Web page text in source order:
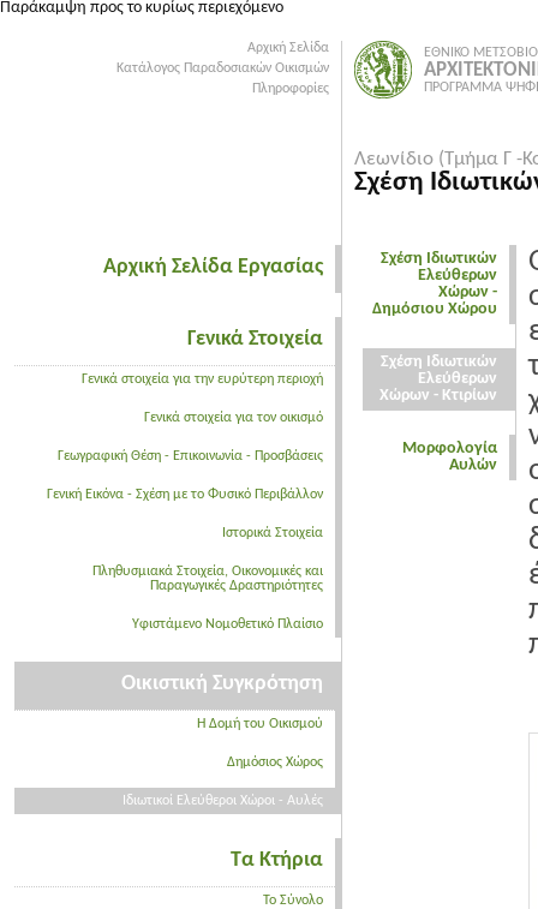
Παράκαμψη προς το κυρίως περιεχόμενο
Αρχική Σελίδα
Κατάλογος Παραδοσιακών Οικισμών
Πληροφορίες
Αρχική Σελίδα Εργασίας
Γενικά Στοιχεία
Γενικά στοιχεία για την ευρύτερη περιοχή
Γενικά στοιχεία για τον οικισμό
Γεωγραφική Θέση - Επικοινωνία - Προσβάσεις
Γενική Εικόνα - Σχέση με το Φυσικό Περιβάλλον
Ιστορικά Στοιχεία
Πληθυσμιακά Στοιχεία, Οικονομικές και
Παραγωγικές Δραστηριότητες
Υφιστάμενο Νομοθετικό Πλαίσιο
Οικιστική Συγκρότηση
Η Δομή του Οικισμού
Δημόσιος Χώρος
Ιδιωτικοί Ελεύθεροι Χώροι - Αυλές
Τα Κτήρια
Το Σύνολο
ΕΘΝΙΚΟ
ΠΡΟΓΡΑΜΜΑ
Λεωνίδιο (Τμήμα Γ -
Σχέση
Σχέση Ιδιωτικών
Ελεύθερων
Χώρων -
Δημόσιου Χώρου
Σχέση Ιδιωτικών
Ελεύθερων
Χώρων - Κτιρίων
Μορφολογία
Αυλών